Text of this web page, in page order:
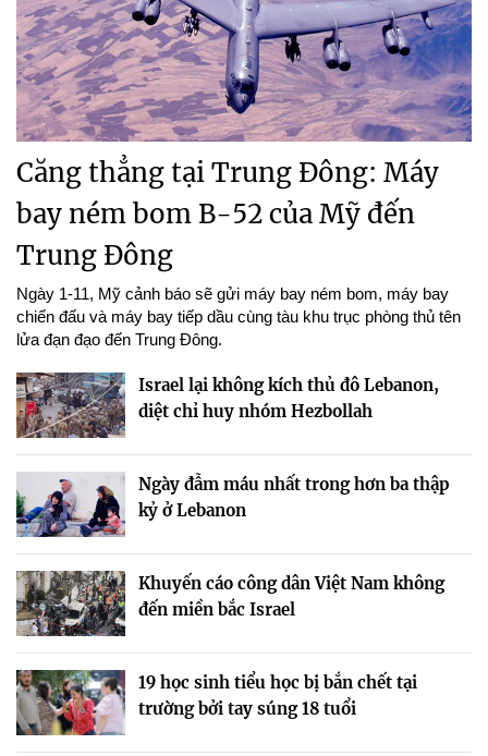
Căng thẳng tại Trung Đông: Máy
bay ném bom B-52 của Mỹ đến
Trung Đông
Ngày 1-11, Mỹ cảnh báo sẽ gửi máy bay ném bom, máy bay
chiến đấu và máy bay tiếp dầu cùng tàu khu trục phòng thủ tên
lửa đạn đạo đến Trung Đông.
Israel lại không kích thủ đô Lebanon,
diệt chỉ huy nhóm Hezbollah
Ngày đẫm máu nhất trong hơn ba thập
kỷ ở Lebanon
Khuyến cáo công dân Việt Nam không
đến miền bắc Israel
19 học sinh tiểu học bị bắn chết tại
trường bởi tay súng 18 tuổi